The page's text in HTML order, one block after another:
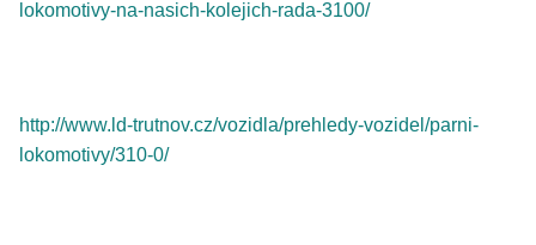
lokomotivy-na-nasich-kolejich-rada-3100/
http://www.ld-trutnov.cz/vozidla/prehledy-vozidel/parni-
lokomotivy/310-0/